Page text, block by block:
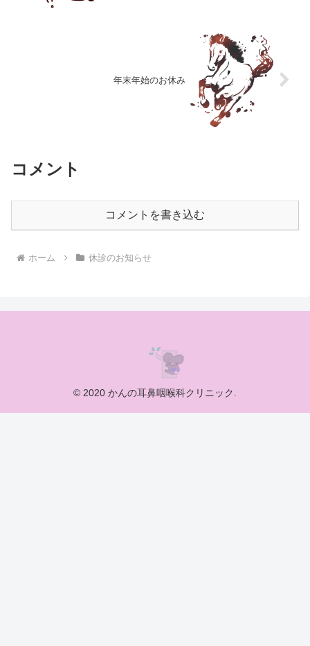
年末年始のお休み
コメント
コメントを書き込む
ホーム 休診のお知らせ
© 2020 かんの耳鼻咽喉科クリニック.